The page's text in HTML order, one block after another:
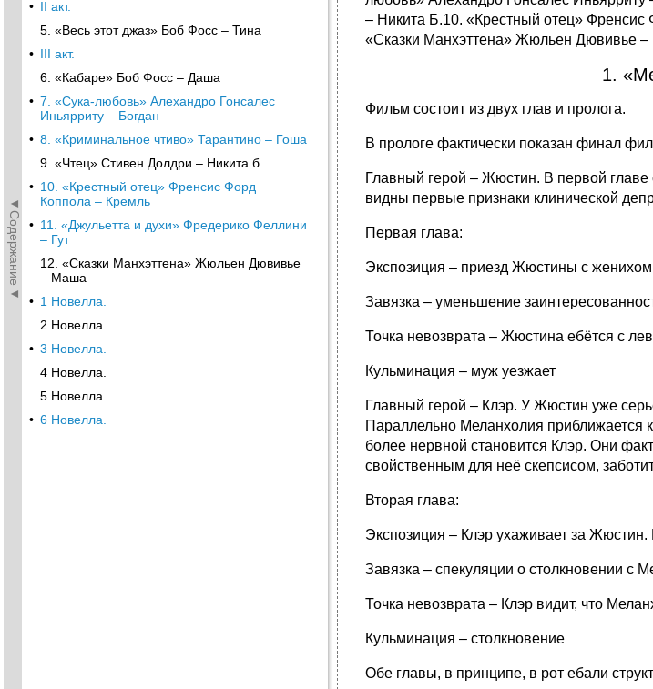
◄Содержание◄
• II акт.
5. «Весь этот джаз» Боб Фосс – Тина
• III акт.
6. «Кабаре» Боб Фосс – Даша
• 7. «Сука-любовь» Алехандро Гонсалес
Иньярриту – Богдан
• 8. «Криминальное чтиво» Тарантино – Гоша
9. «Чтец» Стивен Долдри – Никита б.
• 10. «Крестный отец» Френсис Форд
Коппола – Кремль
• 11. «Джульетта и духи» Фредерико Феллини
– Гут
12. «Сказки Манхэттена» Жюльен Дювивье
– Маша
• 1 Новелла.
2 Новелла.
• 3 Новелла.
4 Новелла.
5 Новелла.
• 6 Новелла.
– Никита Б.10. «Крестный отец» Френсис
«Сказки Манхэттена» Жюльен Дювивье
1.
Фильм состоит из двух глав и пролога.
В прологе фактически показан финал
Главный герой – Жюстин. В первой главе
видны первые признаки клинической
Первая глава:
Экспозиция – приезд Жюстины с женихом
Завязка – уменьшение
Точка невозврата – Жюстина ебётся с
Кульминация – муж уезжает
Главный герой – Клэр. У Жюстин уже
Параллельно Меланхолия приближается
более нервной становится Клэр. Они
свойственным для неё скепсисом,
Вторая глава:
Экспозиция – Клэр ухаживает за Жюстин.
Завязка – спекуляции о столкновении с
Точка невозврата – Клэр видит, что
Кульминация – столкновение
Обе главы, в принципе, в рот ебали